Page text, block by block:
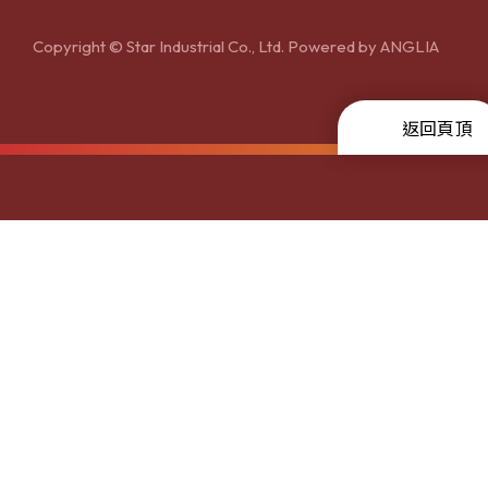
Copyright © Star Industrial Co., Ltd. Powered byANGLIA
返回頁頂